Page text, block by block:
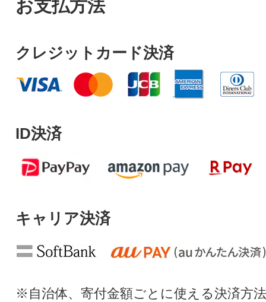
お支払方法
クレジットカード決済
ID決済
キャリア決済
※自治体、寄付金額ごとに使える決済方